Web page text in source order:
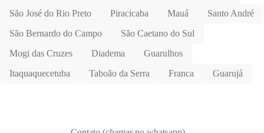
São José do Rio Preto
Piracicaba Mauá
Santo André
São Bernardo do Campo
São Caetano do Sul
Mogi das Cruzes
Diadema
Guarulhos
Itaquaquecetuba
Taboão da Serra Franca Guarujá